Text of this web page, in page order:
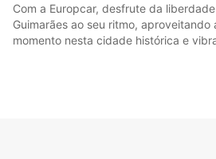
Com a Europcar, desfrute da
Guimarães ao seu ritmo, aproveitando
momento nesta cidade histórica e